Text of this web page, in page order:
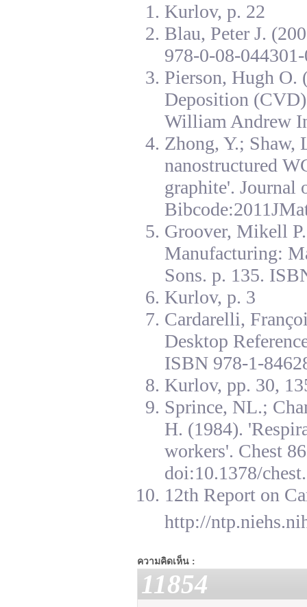
Kurlov, p. 22
Blau, Peter J.
978-0-08-
Pierson, Hugh O.
Deposition
William Andrew
Zhong, Y.; Shaw,
nanostructured
graphite'. Journal
Groover, Mikell
Manufacturing:
Sons. p. 135.
Kurlov, p. 3
Cardarelli,
Desktop
ISBN 978-1-
Kurlov, pp. 30,
Sprince, NL.;
H. (1984).
workers'. Chest
doi:10.1378/
12th Report on
http://
ความคิดเห็น :
11854